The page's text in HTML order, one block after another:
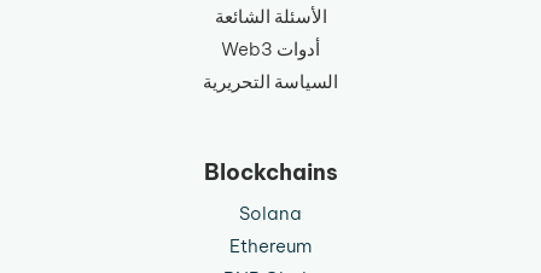
الأسئلة الشائعة
أدوات Web3
السياسة التحريرية
Blockchains
Solana
Ethereum